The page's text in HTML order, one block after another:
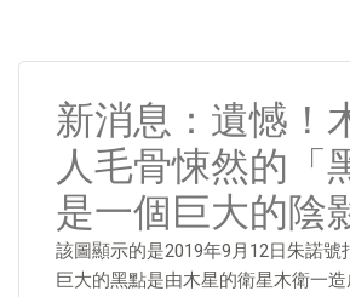
新消息：遺憾！
人毛骨悚然的「
是一個巨大的陰
該圖顯示的是2019年9月12日朱諾號
巨大的黑點是由木星的衛星木衛一造